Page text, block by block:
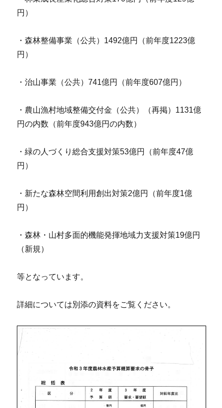
円）
・森林整備事業（公共）1492億円（前年度1223億
円）
・治山事業（公共）741億円（前年度607億円）
・農山漁村地域整備交付金（公共）（再掲）1131億
円の内数（前年度943億円の内数）
・緑の人づくり総合支援対策53億円（前年度47億
円）
・新たな森林空間利用創出対策2億円（前年度1億
円）
・森林・山村多面的機能発揮地域力支援対策19億円
（新規）
等となっています。
詳細については別添の資料をご覧ください。